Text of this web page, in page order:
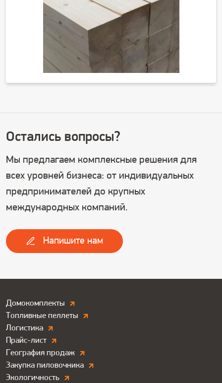
Остались вопросы?
Мы предлагаем комплексные решения для
всех уровней бизнеса: от индивидуальных
предпринимателей до крупных
международных компаний.
Напишите нам
Дополнитльные
ссылки.
Футер
Домокомплекты
Топливные пеллеты
Логистика
Прайс-лист
География продаж
Закупка пиловочника
Экологичность